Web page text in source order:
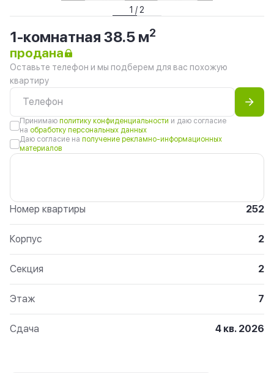
1 / 2
1-комнатная 38.5 м2
продана
Оставьте телефон и мы подберем для вас похожую
квартиру
Принимаю политику конфиденциальности и даю согласие
на обработку персональных данных
Даю согласие на получение рекламно-информационных
материалов
Номер квартиры 252
Корпус 2
Секция 2
Этаж 7
Сдача 4 кв. 2026